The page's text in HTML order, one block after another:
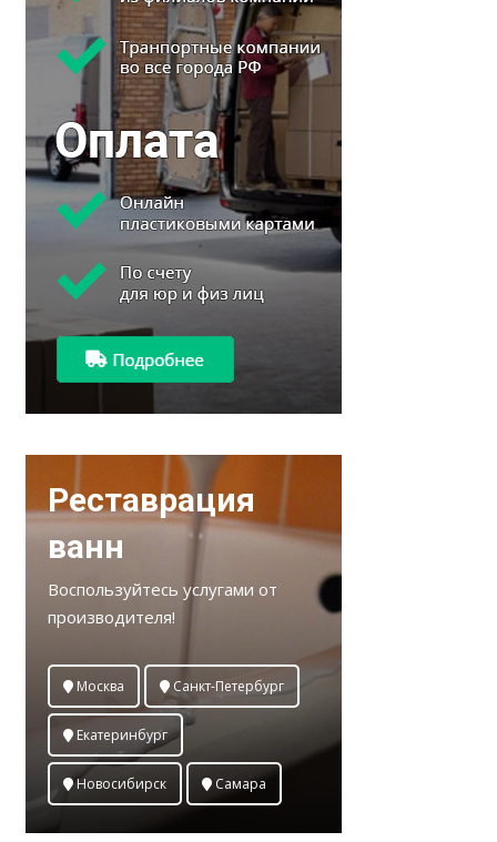
Реставрация
ванн
Воспользуйтесь услугами от
производителя!
Москва Санкт-Петербург
Екатеринбург
Новосибирск Самара